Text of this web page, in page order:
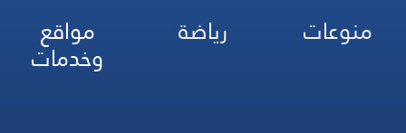
منوعات
رياضة مواقع
وخدمات